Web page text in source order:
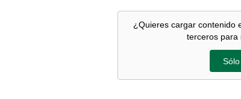
¿Quieres cargar contenido
terceros para